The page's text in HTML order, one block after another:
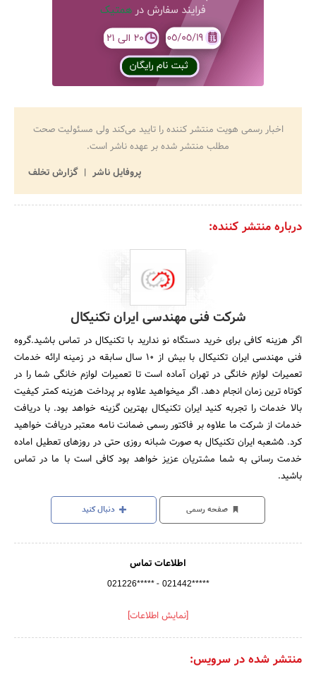
اخبار رسمی هویت منتشر کننده را تایید می‌کند ولی مسئولیت صحت
مطلب منتشر شده بر عهده ناشر است.
پروفایل ناشر
گزارش تخلف
درباره منتشر کننده:
شرکت فنی مهندسی ایران تکنیکال
اگر هزینه کافی برای خرید دستگاه نو ندارید با تکنیکال در تماس باشید.گروه
فنی مهندسی ایران تکنیکال با بیش از 10 سال سابقه در زمینه ارائه خدمات
تعمیرات لوازم خانگی در تهران آماده است تا تعمیرات لوازم خانگی شما را در
کوتاه ترین زمان انجام دهد. اگر میخواهید علاوه بر پرداخت هزینه کمتر کیفیت
بالا خدمات را تجربه کنید ایران تکنیکال بهترین گزینه خواهد بود. با دریافت
خدمات از شرکت ما علاوه بر فاکتور رسمی ضمانت نامه معتبر دریافت خواهید
کرد. 5شعبه ایران تکنیکال به صورت شبانه روزی حتی در روزهای تعطیل اماده
خدمت رسانی به شما مشتریان عزیز خواهد بود کافی است با ما در تماس
باشید.
صفحه رسمی دنبال کنید
اطلاعات تماس
021226***** - 021442*****
[نمایش اطلاعات]
منتشر شده در سرویس: